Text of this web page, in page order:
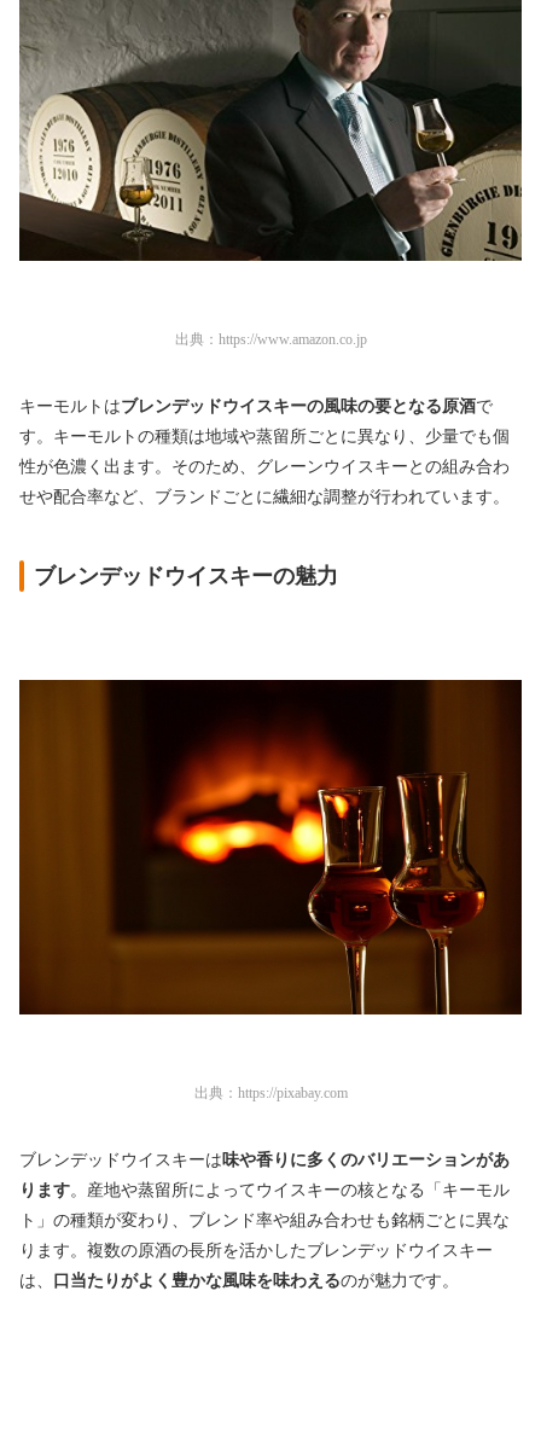
出典： https://www.amazon.co.jp
キーモルトはブレンデッドウイスキーの風味の要となる原酒で
す。キーモルトの種類は地域や蒸留所ごとに異なり、少量でも個
性が色濃く出ます。そのため、グレーンウイスキーとの組み合わ
せや配合率など、ブランドごとに繊細な調整が行われています。
ブレンデッドウイスキーの魅力
出典： https://pixabay.com
ブレンデッドウイスキーは 味や香りに多くのバリエーションがあ
ります。産地や蒸留所によってウイスキーの核となる「キーモル
ト」の種類が変わり、ブレンド率や組み合わせも銘柄ごとに異な
ります。複数の原酒の長所を活かしたブレンデッドウイスキー
は、
口当たりがよく豊かな風味を味わえるのが魅力です。